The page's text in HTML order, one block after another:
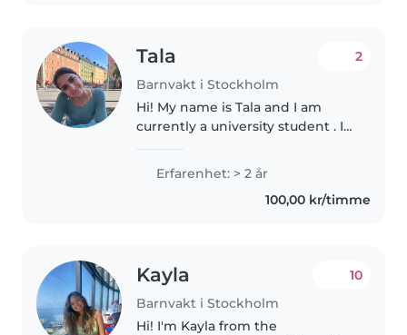
Tala
Barnvakt i Stockholm
2
Hi! My name is Tala and I am
currently a university student . I
years and always enjoyed
working with children and
creating a safe, fun, and
Erfarenhet: > 2 år
100,00 kr/timme
Kayla
Barnvakt i Stockholm
10
Hi! I'm Kayla from the